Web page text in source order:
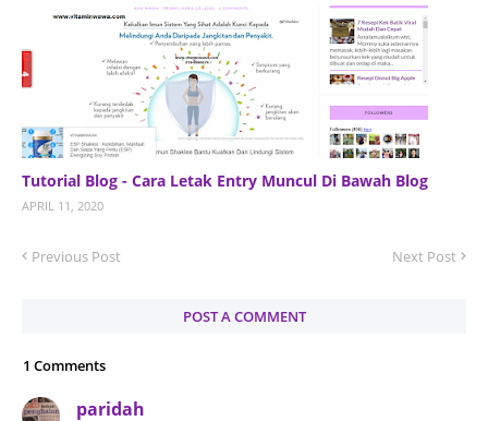
Tutorial Blog - Cara Letak Entry Muncul Di Bawah Blog
APRIL 11, 2020
Previous Post Next Post
POST A COMMENT
1 Comments
paridah